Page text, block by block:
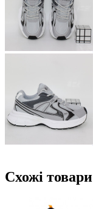
Схожі товари